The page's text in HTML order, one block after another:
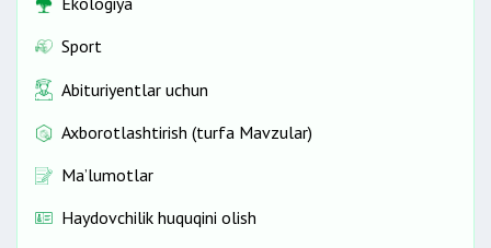
Sport
Abituriyentlar uchun
Axborotlashtirish (turfa Mavzular)
Ma’lumotlar
Haydovchilik huquqini olish